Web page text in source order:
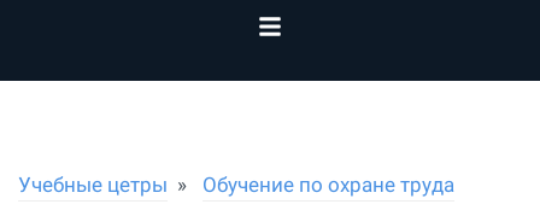
Учебные цетры Обучение по охране труда